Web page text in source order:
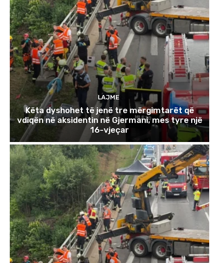
LAJME
Këta dyshohet të jenë tre mërgimtarët që
vdiqën në aksidentin në Gjermani, mes tyre një
16-vjeçar